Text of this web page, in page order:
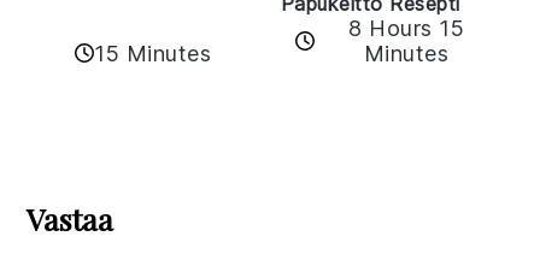
15 Minutes
8 Hours 15
Minutes
Interactions
Vastaa